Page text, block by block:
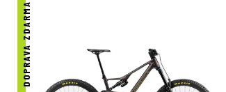
DOPRAVA ZDARMA